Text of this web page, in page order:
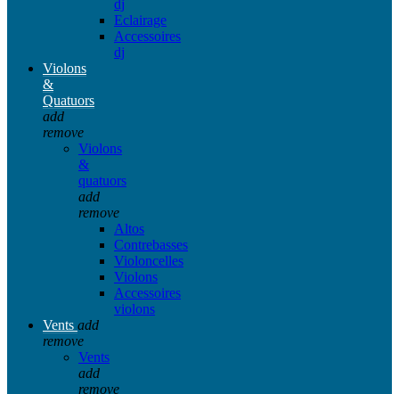
dj
Eclairage
Accessoires
dj
Violons
&
Quatuors
add
remove
Violons
&
quatuors
add
remove
Altos
Contrebasses
Violoncelles
Violons
Accessoires
violons
Vents add
remove
Vents
add
remove